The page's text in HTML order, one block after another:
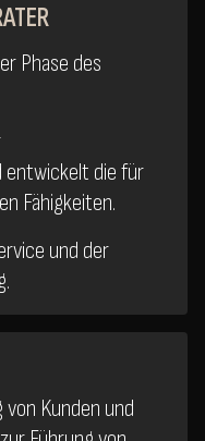
Phase des
entwickelt die für
Fähigkeiten.
und der
Kunden und